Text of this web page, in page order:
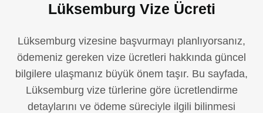
Lüksemburg Vize Ücreti
Lüksemburg vizesine başvurmayı planlıyorsanız,
ödemeniz gereken vize ücretleri hakkında güncel
bilgilere ulaşmanız büyük önem taşır. Bu sayfada,
Lüksemburg vize türlerine göre ücretlendirme
detaylarını ve ödeme süreciyle ilgili bilinmesi